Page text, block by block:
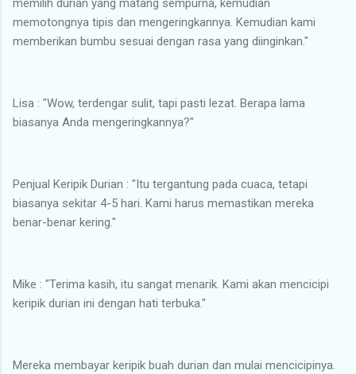
memotongnya tipis dan mengeringkannya. Kemudian kami
memberikan bumbu sesuai dengan rasa yang diinginkan."
Lisa : "Wow, terdengar sulit, tapi pasti lezat. Berapa lama
biasanya Anda mengeringkannya?"
Penjual Keripik Durian : "Itu tergantung pada cuaca, tetapi
biasanya sekitar 4-5 hari. Kami harus memastikan mereka
benar-benar kering."
Mike : "Terima kasih, itu sangat menarik. Kami akan mencicipi
keripik durian ini dengan hati terbuka."
Mereka membayar keripik buah durian dan mulai mencicipinya.